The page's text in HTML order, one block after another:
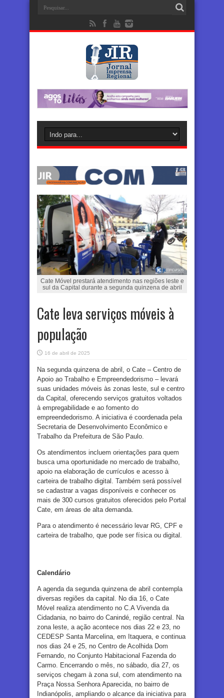
Cate Móvel prestará atendimento nas regiões leste e
sul da Capital durante a segunda quinzena de abril
Cate leva serviços móveis à
população
16 de abril de 2025
Na segunda quinzena de abril, o Cate – Centro de
Apoio ao Trabalho e Empreendedorismo – levará
suas unidades móveis às zonas leste, sul e centro
da Capital, oferecendo serviços gratuitos voltados
à empregabilidade e ao fomento do
empreendedorismo. A iniciativa é coordenada pela
Secretaria de Desenvolvimento Econômico e
Trabalho da Prefeitura de São Paulo.
Os atendimentos incluem orientações para quem
busca uma oportunidade no mercado de trabalho,
apoio na elaboração de currículos e acesso à
carteira de trabalho digital. Também será possível
se cadastrar a vagas disponíveis e conhecer os
mais de 300 cursos gratuitos oferecidos pelo Portal
Cate, em áreas de alta demanda.
Para o atendimento é necessário levar RG, CPF e
carteira de trabalho, que pode ser física ou digital.
Calendário
A agenda da segunda quinzena de abril contempla
diversas regiões da capital. No dia 16, o Cate
Móvel realiza atendimento no C.A Vivenda da
Cidadania, no bairro do Canindé, região central. Na
zona leste, a ação acontece nos dias 22 e 23, no
CEDESP Santa Marcelina, em Itaquera, e continua
nos dias 24 e 25, no Centro de Acolhida Dom
Fernando, no Conjunto Habitacional Fazenda do
Carmo. Encerrando o mês, no sábado, dia 27, os
serviços chegam à zona sul, com atendimento na
Praça Nossa Senhora Aparecida, no bairro de
Indianópolis, ampliando o alcance da iniciativa para